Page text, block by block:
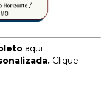
aqui
Clique